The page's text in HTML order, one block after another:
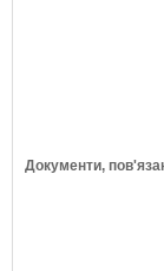
Документи,